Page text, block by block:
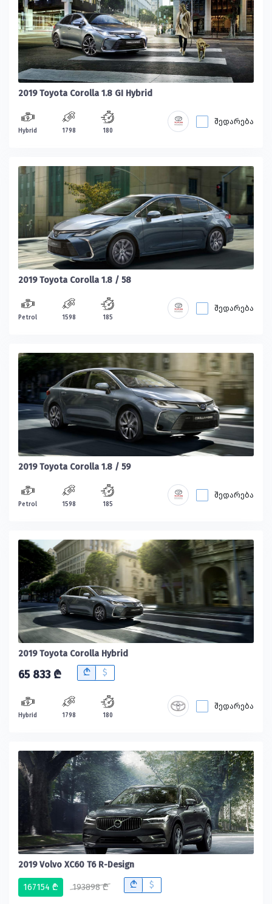
2019 Toyota Corolla 1.8 GI Hybrid
Hybrid 1798 180
შედარება
2019 Toyota Corolla 1.8 / 58
Petrol 1598 185
შედარება
2019 Toyota Corolla 1.8 / 59
Petrol 1598 185
შედარება
2019 Toyota Corolla Hybrid
65 833 ₾ B $
Hybrid 1798 180
შედარება
2019 Volvo XC60 T6 R-Design
167154 ₾ 193898 ₾ B $